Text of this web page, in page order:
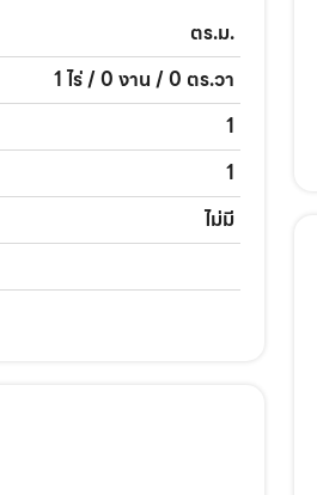
ตร.ม.
1 ไร่ / 0 งาน / 0 ตร.วา
1
1
ไม่มี